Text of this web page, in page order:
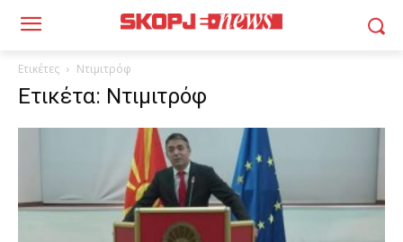
Ετικέτες Ντιμιτρόφ
Ετικέτα: Ντιμιτρόφ